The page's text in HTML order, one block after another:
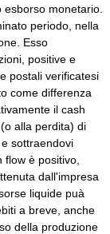
monetario.
periodo, nella
Esso
positive e
postali verificatesi
come differenza
il cash
alla perdita) di
sottraendovi
è positivo,
dall'impresa
liquide puà
a breve, anche
della produzione